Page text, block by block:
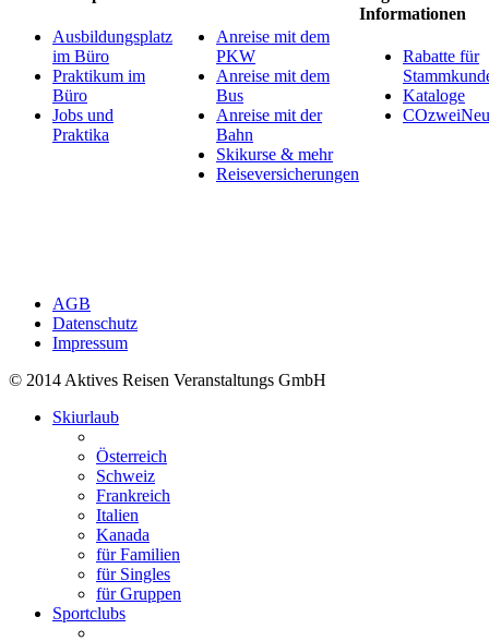
Ausbildungsplatz
im Büro
Praktikum im
Büro
Jobs und
Praktika
Anreise mit dem
PKW
Anreise mit dem
Bus
Anreise mit der
Bahn
Skikurse & mehr
Reiseversicherungen
Informationen
Rabatte für
Kataloge
AGB
Datenschutz
Impressum
© 2014 Aktives Reisen Veranstaltungs GmbH
Skiurlaub
Österreich
Schweiz
Frankreich
Italien
Kanada
für Familien
für Singles
für Gruppen
Sportclubs